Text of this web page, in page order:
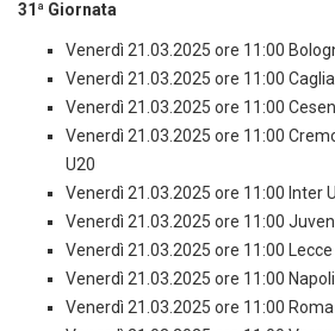
31ª Giornata
Venerdì 21.03.2025 ore 11:00
Venerdì 21.03.2025 ore 11:00
Venerdì 21.03.2025 ore 11:00
Venerdì 21.03.2025 ore 11:00
U20
Venerdì 21.03.2025 ore 11:00 Inter
Venerdì 21.03.2025 ore 11:00
Venerdì 21.03.2025 ore 11:00
Venerdì 21.03.2025 ore 11:00
Venerdì 21.03.2025 ore 11:00